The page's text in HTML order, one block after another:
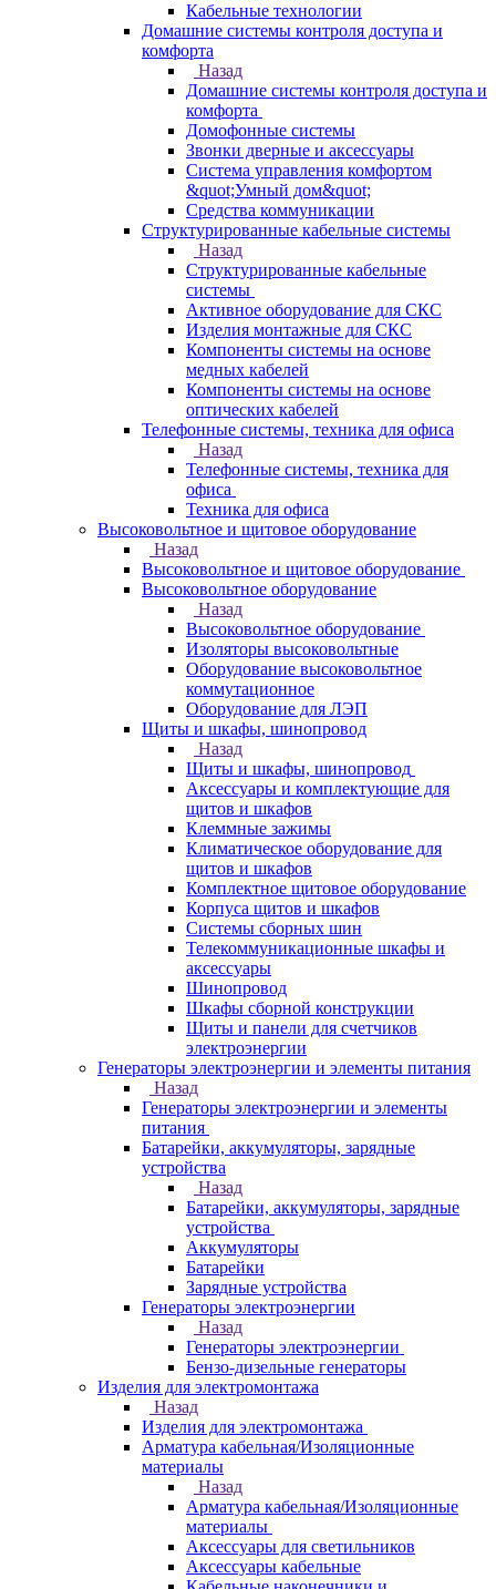
Кабельные технологии
Домашние системы контроля доступа и
комфорта
Назад
Домашние системы контроля доступа и
комфорта
Домофонные системы
Звонки дверные и аксессуары
Система управления комфортом
&quot;Умный дом&quot;
Средства коммуникации
Структурированные кабельные системы
Назад
Структурированные кабельные
системы
Активное оборудование для СКС
Изделия монтажные для СКС
Компоненты системы на основе
медных кабелей
Компоненты системы на основе
оптических кабелей
Телефонные системы, техника для офиса
Назад
Телефонные системы, техника для
офиса
Техника для офиса
Высоковольтное и щитовое оборудование
Назад
Высоковольтное и щитовое оборудование
Высоковольтное оборудование
Назад
Высоковольтное оборудование
Изоляторы высоковольтные
Оборудование высоковольтное
коммутационное
Оборудование для ЛЭП
Щиты и шкафы, шинопровод
Назад
Щиты и шкафы, шинопровод
Аксессуары и комплектующие для
щитов и шкафов
Клеммные зажимы
Климатическое оборудование для
щитов и шкафов
Комплектное щитовое оборудование
Корпуса щитов и шкафов
Системы сборных шин
Телекоммуникационные шкафы и
аксессуары
Шинопровод
Шкафы сборной конструкции
Щиты и панели для счетчиков
электроэнергии
Генераторы электроэнергии и элементы питания
Назад
Генераторы электроэнергии и элементы
питания
Батарейки, аккумуляторы, зарядные
устройства
Назад
Батарейки, аккумуляторы, зарядные
устройства
Аккумуляторы
Батарейки
Зарядные устройства
Генераторы электроэнергии
Назад
Генераторы электроэнергии
Бензо-дизельные генераторы
Изделия для электромонтажа
Назад
Изделия для электромонтажа
Арматура кабельная/Изоляционные
материалы
Назад
Арматура кабельная/Изоляционные
материалы
Аксессуары для светильников
Аксессуары кабельные